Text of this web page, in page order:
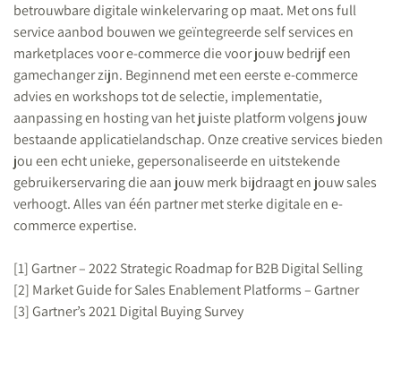
betrouwbare digitale winkelervaring op maat. Met ons full
service aanbod bouwen we geïntegreerde self services en
marketplaces voor e-commerce die voor jouw bedrijf een
gamechanger zijn. Beginnend met een eerste e-commerce
advies en workshops tot de selectie, implementatie,
aanpassing en hosting van het juiste platform volgens jouw
bestaande applicatielandschap. Onze creative services bieden
jou een echt unieke, gepersonaliseerde en uitstekende
gebruikerservaring die aan jouw merk bijdraagt en jouw sales
verhoogt. Alles van één partner met sterke digitale en e-
commerce expertise.
[1]Gartner – 2022 Strategic Roadmap for B2B Digital Selling
[2] Market Guide for Sales Enablement Platforms – Gartner
[3]Gartner’s 2021 Digital Buying Survey